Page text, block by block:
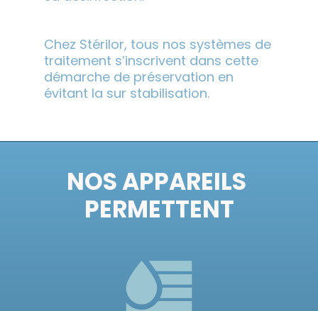
Chez Stérilor, tous nos systèmes de
traitement s’inscrivent dans cette
démarche de préservation en
évitant la sur stabilisation.
NOS APPAREILS
PERMETTENT